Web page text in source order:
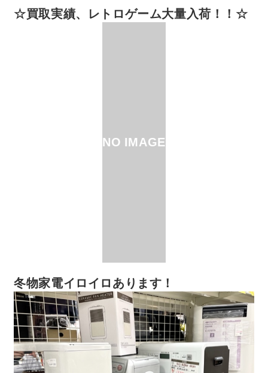
☆買取実績、レトロゲーム大量入荷！！☆
NO IMAGE
冬物家電イロイロあります！